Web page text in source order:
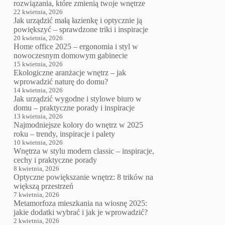
rozwiązania, które zmienią twoje wnętrze
22 kwietnia, 2026
Jak urządzić małą łazienkę i optycznie ją
powiększyć – sprawdzone triki i inspiracje
20 kwietnia, 2026
Home office 2025 – ergonomia i styl w
nowoczesnym domowym gabinecie
15 kwietnia, 2026
Ekologiczne aranżacje wnętrz – jak
wprowadzić naturę do domu?
14 kwietnia, 2026
Jak urządzić wygodne i stylowe biuro w
domu – praktyczne porady i inspiracje
13 kwietnia, 2026
Najmodniejsze kolory do wnętrz w 2025
roku – trendy, inspiracje i palety
10 kwietnia, 2026
Wnętrza w stylu modern classic – inspiracje,
cechy i praktyczne porady
8 kwietnia, 2026
Optyczne powiększanie wnętrz: 8 trików na
większą przestrzeń
7 kwietnia, 2026
Metamorfoza mieszkania na wiosnę 2025:
jakie dodatki wybrać i jak je wprowadzić?
2 kwietnia, 2026